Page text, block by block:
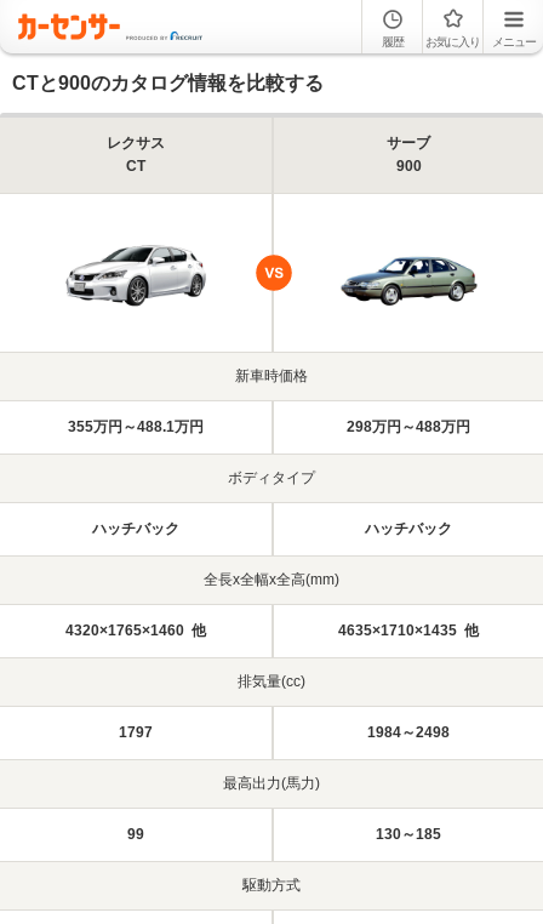
履歴 お気に入り メニュー
CTと900のカタログ情報を比較する
レクサス
CT
サーブ
900
新車時価格
355万円～488.1万円 298万円～488万円
ボディタイプ
ハッチバック ハッチバック
全長x全幅x全高(mm)
4320×1765×1460 他 4635×1710×1435 他
排気量(cc)
1797 1984～2498
最高出力(馬力)
99 130～185
駆動方式